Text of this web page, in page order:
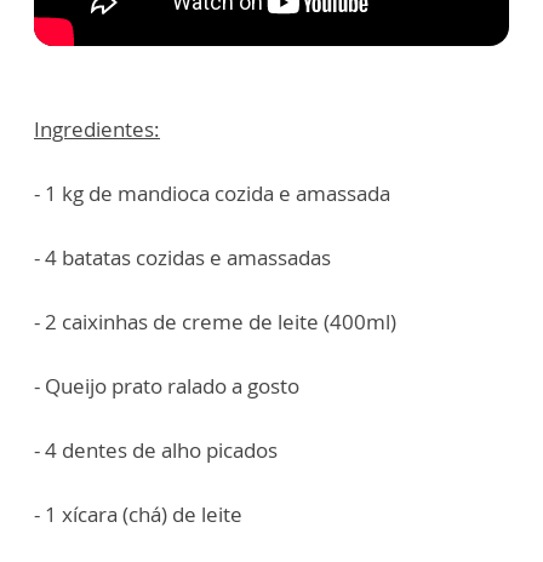
Ingredientes:
- 1 kg de mandioca cozida e amassada
- 4 batatas cozidas e amassadas
- 2 caixinhas de creme de leite (400ml)
- Queijo prato ralado a gosto
- 4 dentes de alho picados
- 1 xícara (chá) de leite